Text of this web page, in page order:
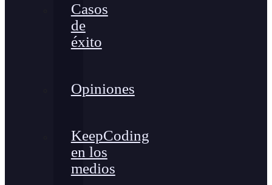
Casos
de
éxito
Opiniones
KeepCoding
en los
medios